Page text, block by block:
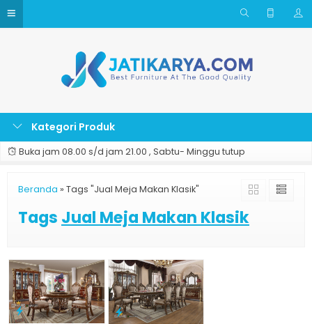
Kategori Produk
Buka jam 08.00 s/d jam 21.00 , Sabtu- Minggu tutup
Beranda » Tags "Jual Meja Makan Klasik"
Tags Jual Meja Makan Klasik